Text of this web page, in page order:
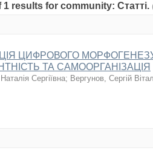
results for community: Статті.
ЦИФРОВОГО
ТА САМООРГАНІЗАЦІЯ
Сергіївна; Вергунов, Сергій